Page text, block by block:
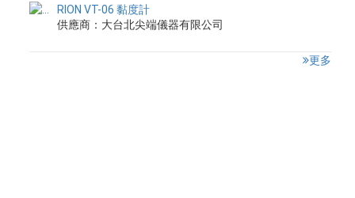
RION VT-06 黏度計
供應商：大台北尖端儀器有限公司
更多